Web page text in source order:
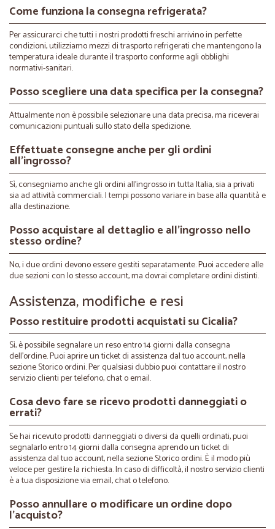
Come funziona la consegna refrigerata?
Per assicurarci che tutti i nostri prodotti freschi arrivino in perfette
condizioni, utilizziamo mezzi di trasporto refrigerati che mantengono la
temperatura ideale durante il trasporto conforme agli obblighi
normativi-sanitari.
Posso scegliere una data specifica per la consegna?
Attualmente non è possibile selezionare una data precisa, ma riceverai
comunicazioni puntuali sullo stato della spedizione.
Effettuate consegne anche per gli ordini
all’ingrosso?
Sì, consegniamo anche gli ordini all’ingrosso in tutta Italia, sia a privati
sia ad attività commerciali. I tempi possono variare in base alla quantità e
alla destinazione.
Posso acquistare al dettaglio e all’ingrosso nello
stesso ordine?
No, i due ordini devono essere gestiti separatamente. Puoi accedere alle
due sezioni con lo stesso account, ma dovrai completare ordini distinti.
Assistenza, modifiche e resi
Posso restituire prodotti acquistati su Cicalia?
Sì, è possibile segnalare un reso entro 14 giorni dalla consegna
dell’ordine. Puoi aprire un ticket di assistenza dal tuo account, nella
sezione Storico ordini. Per qualsiasi dubbio puoi contattare il nostro
servizio clienti per telefono, chat o email.
Cosa devo fare se ricevo prodotti danneggiati o
errati?
Se hai ricevuto prodotti danneggiati o diversi da quelli ordinati, puoi
segnalarlo entro 14 giorni dalla consegna aprendo un ticket di
assistenza dal tuo account, nella sezione Storico ordini. È il modo più
veloce per gestire la richiesta. In caso di difficoltà, il nostro servizio clienti
è a tua disposizione via email, chat o telefono.
Posso annullare o modificare un ordine dopo
l’acquisto?